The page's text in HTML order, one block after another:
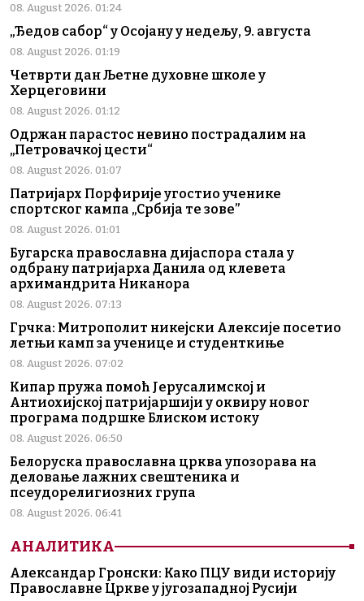
08. August 2026. 01:24
„Ђедов сабор“ у Осојану у недељу, 9. августа
08. August 2026. 01:19
Четврти дан Љетне духовне школе у
Херцеговини
08. August 2026. 01:12
Одржан парастос невино пострадалим на
„Петровачкој цести“
08. August 2026. 01:07
Патријарх Порфирије угостио ученике
спортског кампа „Србија те зове”
08. August 2026. 01:01
Бугарска православна дијаспора стала у
одбрану патријарха Данила од клевета
архимандрита Никанора
08. August 2026. 07:13
Грчка: Митрополит никејски Алексије посетио
летњи камп за ученице и студенткиње
08. August 2026. 07:02
Кипар пружа помоћ Јерусалимској и
Антиохијској патријаршији у оквиру новог
програма подршке Блиском истоку
08. August 2026. 06:50
Белоруска православна црква упозорава на
деловање лажних свештеника и
псеудорелигиозних група
08. August 2026. 06:41
АНАЛИТИКА
Александар Гронски: Како ПЦУ види историју
Православне Цркве у југозападној Русији